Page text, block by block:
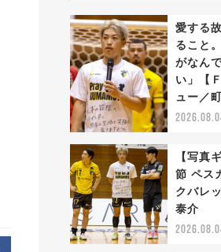
愛する
ること
がなん
い」【
ュー／
【写真
節 ペス
クバレ
泰介